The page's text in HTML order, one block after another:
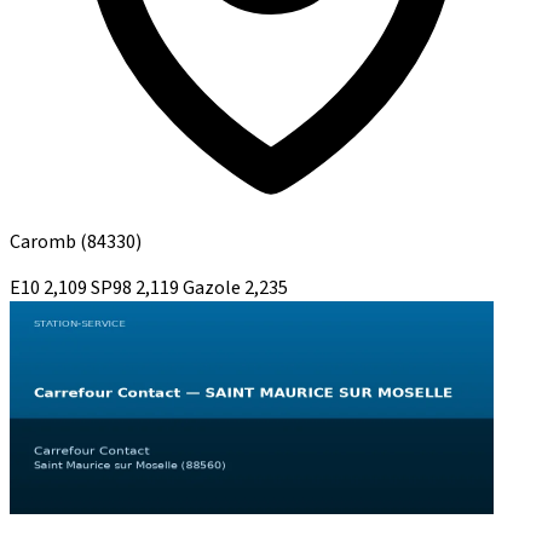
Caromb (84330)
E10 2,109SP98 2,119Gazole 2,235